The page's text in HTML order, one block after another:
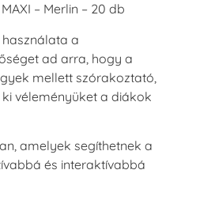
– Merlin – 20 db
a
ad arra, hogy a
mellett szórakoztató,
véleményüket a diákok
amelyek segíthetnek a
és interaktívabbá